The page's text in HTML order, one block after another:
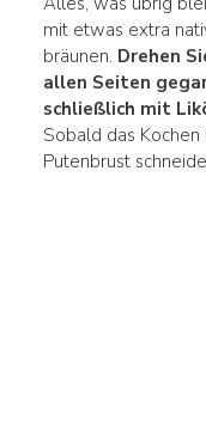
mit etwas extra
bräunen. Drehen
allen Seiten
schließlich mit
Sobald das
Putenbrust